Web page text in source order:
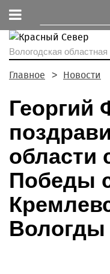
Вологодская областная
Главное Новости
Георгий
области
Победы
Вологды